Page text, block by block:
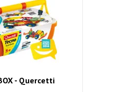
- Quercetti